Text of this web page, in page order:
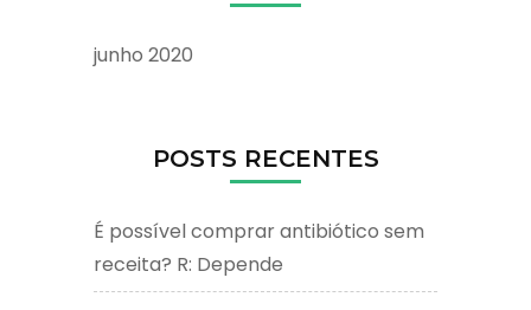
junho 2020
POSTS RECENTES
É possível comprar antibiótico sem
receita? R: Depende